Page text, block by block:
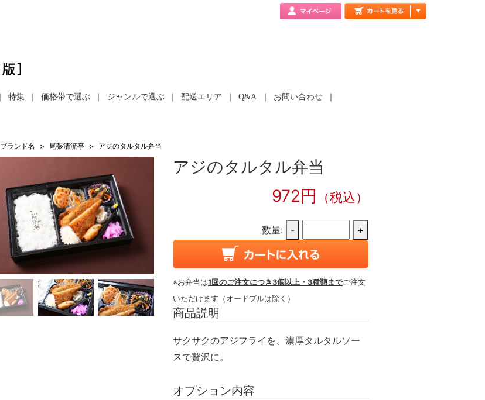
特集 価格帯で選ぶ ジャンルで選ぶ 配送エリア Q&A お問い合わせ
ブランド名 尾張清流亭 アジのタルタル弁当
アジのタルタル弁当
972円 （税込）
数量: - +
※お弁当は1回のご注文につき3個以上・3種類までご注文
いただけます（オードブルは除く）
商品説明
サクサクのアジフライを、濃厚タルタルソー
スで贅沢に。
オプション内容